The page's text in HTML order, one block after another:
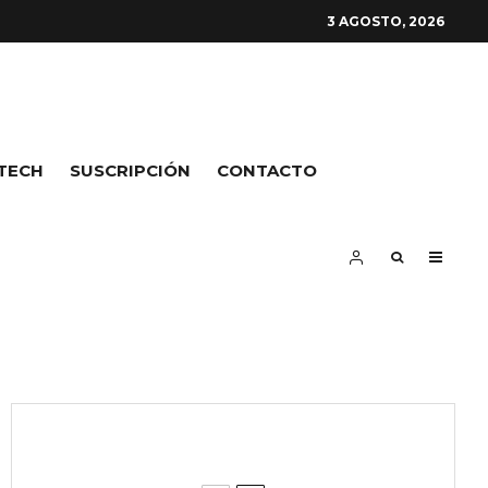
3 AGOSTO, 2026
SUSCRIPCIÓN CONTACTO